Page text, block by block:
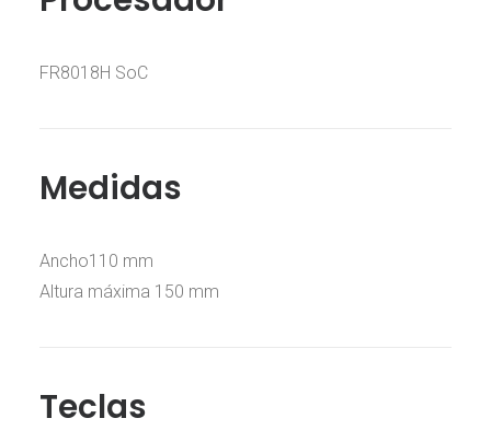
FR8018H SoC
Medidas
Ancho110 mm
Altura máxima 150 mm
Teclas